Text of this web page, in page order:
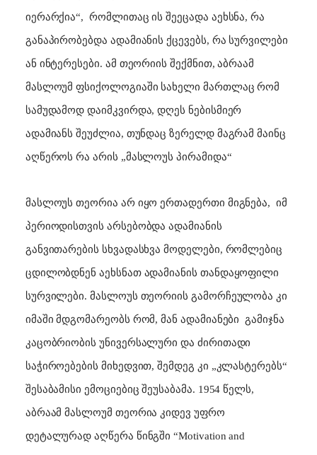
იერარქია“, რომლითაც ის შეეცადა აეხსნა, რა
განაპირობებდა ადამიანის ქცევებს, რა სურვილები
ან ინტერესები. ამ თეორიის შექმნით, აბრაამ
მასლოუმ ფსიქოლოგიაში სახელი მართლაც რომ
სამუდამოდ დაიმკვირდა, დღეს ნებისმიერ
ადამიანს შეუძლია, თუნდაც ზერელდ მაგრამ მაინც
აღწეროს რა არის „მასლოუს პირამიდა“
მასლოუს თეორია არ იყო ერთადერთი მიგნება, იმ
პერიოდისთვის არსებობდა ადამიანის
განვითარების სხვადასხვა მოდელები, რომლებიც
ცდილობდნენ აეხსნათ ადამიანის თანდაყოფილი
სურვილები. მასლოუს თეორიის გამორჩეულობა კი
იმაში მდგომარეობს რომ, მან ადამიანები გამიჯნა
კაცობრიობის უნივერსალური და ძირითადი
საჭიროებების მიხედვით, შემდეგ კი „კლასტერებს“
შესაბამისი ემოციებიც შეუსაბამა. 1954 წელს,
აბრაამ მასლოუმ თეორია კიდევ უფრო
დეტალურად აღწერა წინგში“Motivation and